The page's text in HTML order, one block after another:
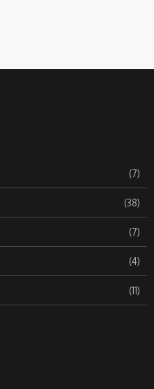
(7)
(38)
(7)
(4)
(11)